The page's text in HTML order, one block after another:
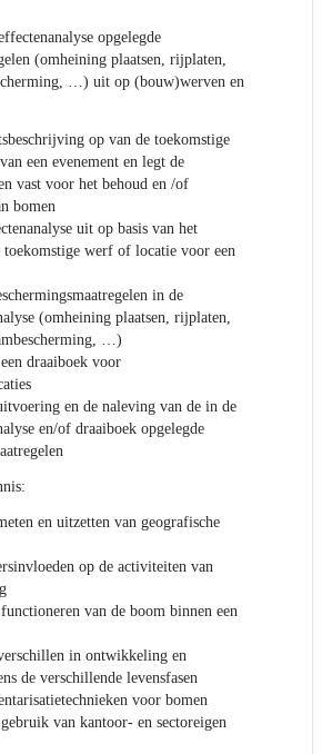
opgelegde
(omheining plaatsen, rijplaten,
…) uit op (bouw)werven en
op van de toekomstige
een evenement en legt de
vast voor het behoud en /of
bomen
uit op basis van het
toekomstige werf of locatie voor een
in de
(omheining plaatsen, rijplaten,
…)
draaiboek voor
en de naleving van de in de
en/of draaiboek opgelegde
en uitzetten van geografische
op de activiteiten van
van de boom binnen een
in ontwikkeling en
de verschillende levensfasen
voor bomen
van kantoor- en sectoreigen